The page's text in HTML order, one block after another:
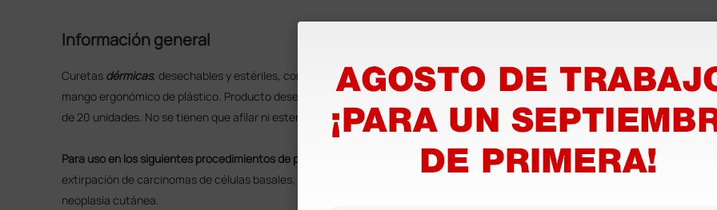
Información general
Curetasdérmicas, desechables y estériles, con hoja de acero inoxidable muy afilada y
mango ergonómico de plástico. Producto desechable estéril en envase individual y en cajas
de 20 unidades. No se tienen que afilar ni esterilizar. Gran variedad de tamaños.
Para uso en los siguientes procedimientos de pequeña cirugía:
extirpación de carcinomas de células basales, eliminación de verrugas o cualquier otra
neoplasia cutánea.
• Curetas dérmicas Ø 2 mm